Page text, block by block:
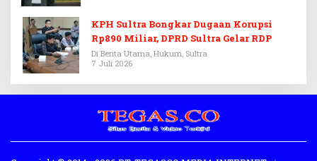
KPH Sultra Bongkar Dugaan Korupsi
Rp890 Miliar, DPRD Sultra Gelar RDP
Di Berita Utama, Hukum, Sultra
7 Juli 2026